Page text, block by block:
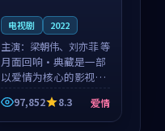
电视剧 2022
主演： 梁朝伟、刘亦菲 等
月面回响·典藏是一部
以爱情为核心的影视作
品，围绕危机、反转与
人物成长展开，整体节
奏紧凑，值得推荐观
97,852 8.3 爱情